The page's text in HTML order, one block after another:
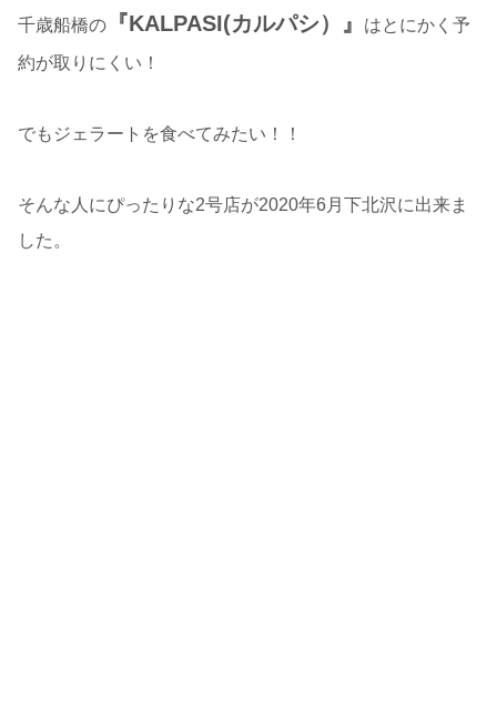
千歳船橋の 『KALPASI(カルパシ）』
はとにかく予
約が取りにくい！
でもジェラートを食べてみたい！！
そんな人にぴったりな2号店が2020年6月下北沢に出来ま
した。